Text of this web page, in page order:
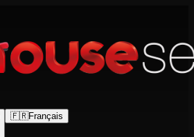
🇫🇷Français